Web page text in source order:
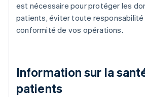
est nécessaire pour protéger les
patients, éviter toute responsabilité
conformité de vos opérations.
Information sur la
patients